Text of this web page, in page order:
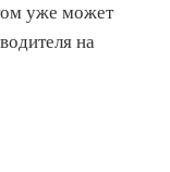
уже может
на